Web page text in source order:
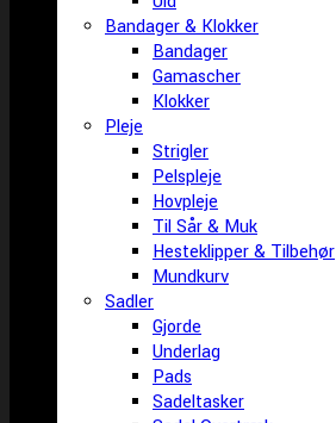
Bandager & Klokker
Bandager
Gamascher
Klokker
Pleje
Strigler
Pelspleje
Hovpleje
Til Sår & Muk
Hesteklipper & Tilbehør
Mundkurv
Sadler
Gjorde
Underlag
Pads
Sadeltasker